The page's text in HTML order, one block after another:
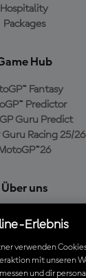
Hospitality
Packages
Hub
Fantasy
Predictor
Guru Predict
Guru Racing 25/26
MotoGP™26
Über uns
Richtlinien
Erlebnis
verwenden
mit unseren
und dir